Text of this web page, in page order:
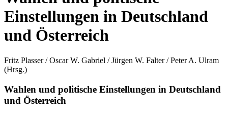
Einstellungen in Deutschland
und Österreich
Fritz Plasser / Oscar W. Gabriel / Jürgen W. Falter / Peter A. Ulram
(Hrsg.)
Wahlen und politische Einstellungen in Deutschland
und Österreich